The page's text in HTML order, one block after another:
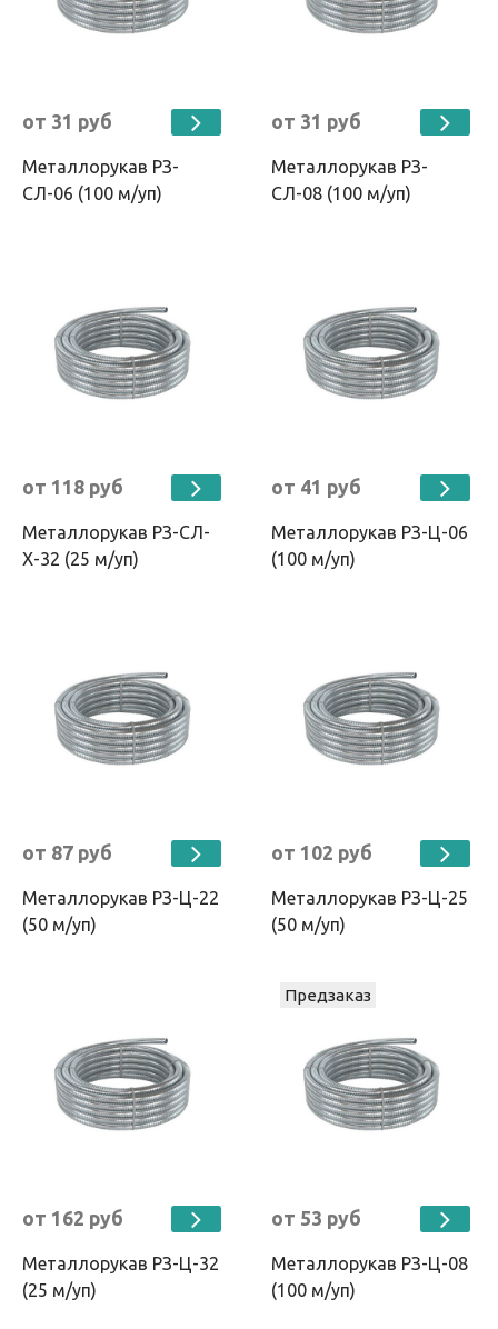
от 31 руб
Металлорукав РЗ-
СЛ-06 (100 м/уп)
от 31 руб
Металлорукав РЗ-
СЛ-08 (100 м/уп)
от 118 руб
Металлорукав РЗ-СЛ-
Х-32 (25 м/уп)
от 41 руб
Металлорукав РЗ-Ц-06
(100 м/уп)
от 87 руб
Металлорукав РЗ-Ц-22
(50 м/уп)
от 102 руб
Металлорукав РЗ-Ц-25
(50 м/уп)
от 162 руб
Металлорукав РЗ-Ц-32
(25 м/уп)
Предзаказ
от 53 руб
Металлорукав РЗ-Ц-08
(100 м/уп)